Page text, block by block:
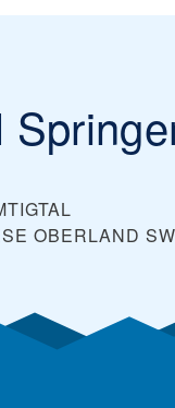
OBERLAND